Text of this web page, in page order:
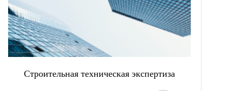
Строительная техническая экспертиза